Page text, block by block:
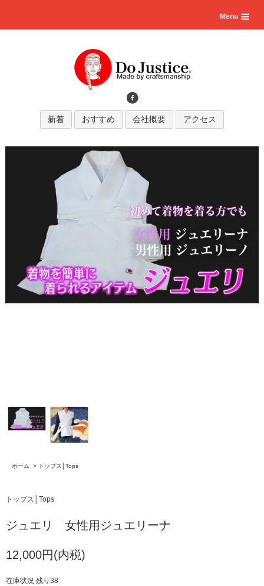
Menu
新着 おすすめ 会社概要 アクセス
ホーム > トップス│Tops
トップス│Tops
ジュエリ 女性用ジュエリーナ
12,000円(内税)
在庫状況 残り38